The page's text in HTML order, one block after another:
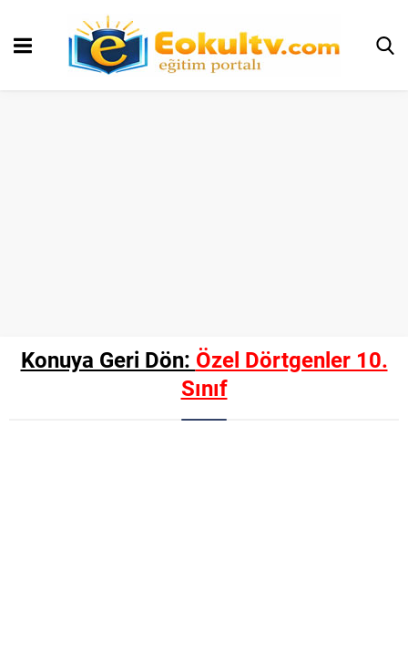
Konuya Geri Dön: Özel Dörtgenler 10.
Sınıf